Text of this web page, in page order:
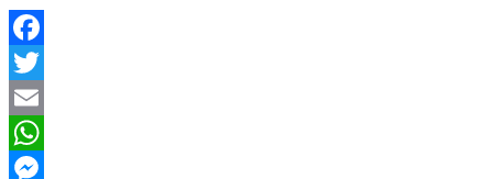
Facebook
Twitter
Email
WhatsApp